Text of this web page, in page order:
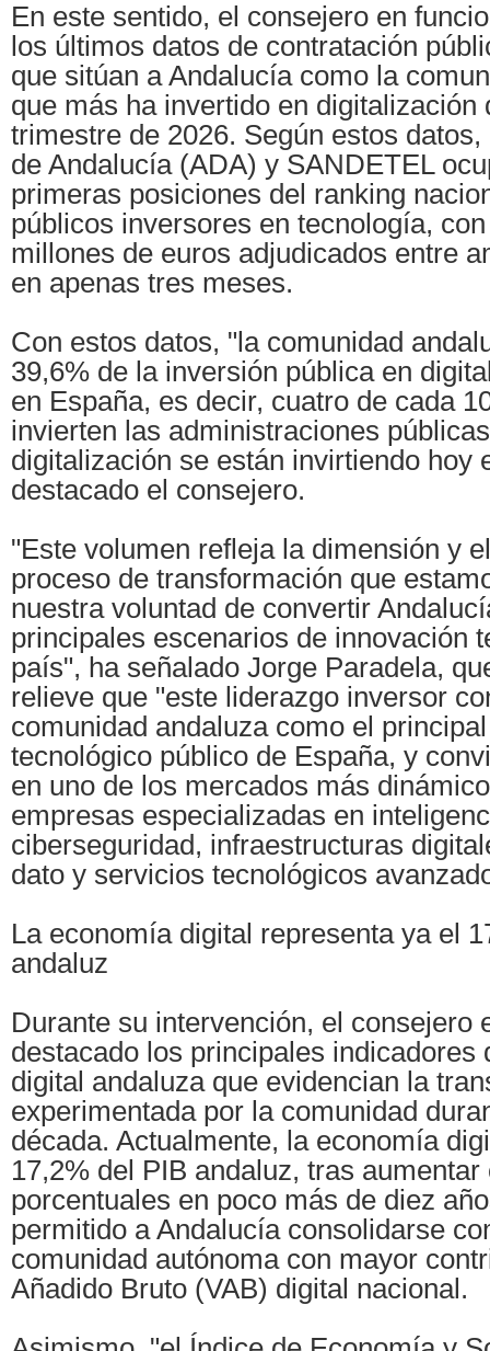
En este sentido, el consejero en
los últimos datos de contratación
que sitúan a Andalucía como la
que más ha invertido en digitalización
trimestre de 2026. Según estos
de Andalucía (ADA) y SANDETEL
primeras posiciones del ranking
públicos inversores en tecnología,
millones de euros adjudicados entre
en apenas tres meses.
Con estos datos, "la comunidad
39,6% de la inversión pública en
en España, es decir, cuatro de cada
invierten las administraciones
digitalización se están invirtiendo hoy
destacado el consejero.
"Este volumen refleja la dimensión y
proceso de transformación que
nuestra voluntad de convertir
principales escenarios de innovación
país", ha señalado Jorge Paradela,
relieve que "este liderazgo inversor
comunidad andaluza como el
tecnológico público de España, y
en uno de los mercados más
empresas especializadas en
ciberseguridad, infraestructuras
dato y servicios tecnológicos
La economía digital representa ya el
andaluz
Durante su intervención, el consejero
destacado los principales indicadores
digital andaluza que evidencian la
experimentada por la comunidad
década. Actualmente, la economía
17,2% del PIB andaluz, tras
porcentuales en poco más de diez
permitido a Andalucía consolidarse
comunidad autónoma con mayor
Añadido Bruto (VAB) digital nacional.